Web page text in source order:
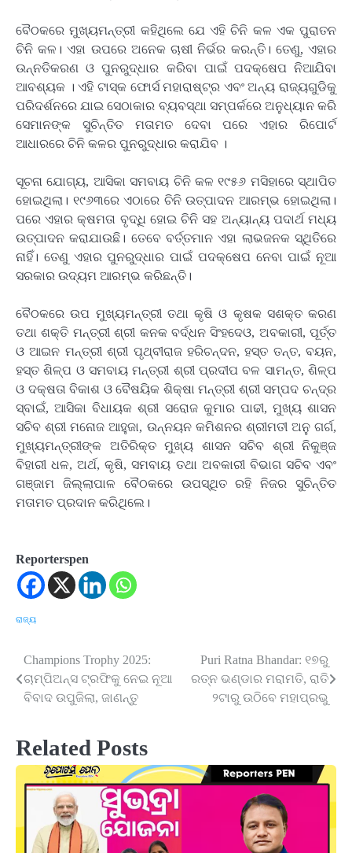
ବୈଠକରେ ମୁଖ୍ୟମନ୍ତ୍ରୀ କହିଥିଲେ ଯେ ଏହି ଚିନି କଳ ଏକ ପୁରାତନ
ଚିନି କଳ। ଏହା ଉପରେ ଅନେକ ଚାଷୀ ନିର୍ଭର କରନ୍ତି। ତେଣୁ, ଏହାର
ଉନ୍ନତିକରଣ ଓ ପୁନରୁଦ୍ଧାର କରିବା ପାଇଁ ପଦକ୍ଷେପ ନିଆଯିବା
ଆବଶ୍ୟକ । ଏହି ଟାସ୍କ ଫୋର୍ସ ମହାରାଷ୍ଟ୍ର ଏବଂ ଅନ୍ୟ ରାଜ୍ୟଗୁଡିକୁ
ପରିଦର୍ଶନରେ ଯାଇ ସେଠାକାର ବ୍ୟବସ୍ଥା ସମ୍ପର୍କରେ ଅନୁଧ୍ୟାନ କରି
ସେମାନଙ୍କ ସୁଚିନ୍ତିତ ମତାମତ ଦେବା ପରେ ଏହାର ରିପୋର୍ଟ
ଆଧାରରେ ଚିନି କଳର ପୁନରୁଦ୍ଧାର କରାଯିବ ।
ସୂଚନା ଯୋଗ୍ୟ, ଆସିକା ସମବାୟ ଚିନି କଳ ୧୯୫୬ ମସିହାରେ ସ୍ଥାପିତ
ହୋଇଥିଲା। ୧୯୬୩ରେ ଏଠାରେ ଚିନି ଉତ୍ପାଦନ ଆରମ୍ଭ ହୋଇଥିଲା।
ପରେ ଏହାର କ୍ଷମତା ବୃଦ୍ଧି ହୋଇ ଚିନି ସହ ଅନ୍ୟାନ୍ୟ ପଦାର୍ଥ ମଧ୍ୟ
ଉତ୍ପାଦନ କରାଯାଉଛି। ତେବେ ବର୍ତ୍ତମାନ ଏହା ଲାଭଜନକ ସ୍ଥିତିରେ
ନାହିଁ। ତେଣୁ ଏହାର ପୁନରୁଦ୍ଧାର ପାଇଁ ପଦକ୍ଷେପ ନେବା ପାଇଁ ନୂଆ
ସରକାର ଉଦ୍ୟମ ଆରମ୍ଭ କରିଛନ୍ତି।
ବୈଠକରେ ଉପ ମୁଖ୍ୟମନ୍ତ୍ରୀ ତଥା କୃଷି ଓ କୃଷକ ସଶକ୍ତ କରଣ
ତଥା ଶକ୍ତି ମନ୍ତ୍ରୀ ଶ୍ରୀ କନକ ବର୍ଦ୍ଧନ ସିଂହଦେଓ, ଅବକାରୀ, ପୂର୍ତ୍ତ
ଓ ଆଇନ ମନ୍ତ୍ରୀ ଶ୍ରୀ ପୃଥ୍ବୀରାଜ ହରିଚନ୍ଦନ, ହସ୍ତ ତନ୍ତ, ବୟନ,
ହସ୍ତ ଶିଳ୍ପ ଓ ସମବାୟ ମନ୍ତ୍ରୀ ଶ୍ରୀ ପ୍ରଦୀପ ବଳ ସାମନ୍ତ, ଶିଳ୍ପ
ଓ ଦକ୍ଷତା ବିକାଶ ଓ ବୈଷୟିକ ଶିକ୍ଷା ମନ୍ତ୍ରୀ ଶ୍ରୀ ସମ୍ପଦ ଚନ୍ଦ୍ର
ସ୍ବାଇଁ, ଆସିକା ବିଧାୟକ ଶ୍ରୀ ସରୋଜ କୁମାର ପାଢୀ, ମୁଖ୍ୟ ଶାସନ
ସଚିବ ଶ୍ରୀ ମନୋଜ ଆହୁଜା, ଉନ୍ନୟନ କମିଶନର ଶ୍ରୀମତୀ ଅନୁ ଗର୍ଗ,
ମୁଖ୍ୟମନ୍ତ୍ରୀଙ୍କ ଅତିରିକ୍ତ ମୁଖ୍ୟ ଶାସନ ସଚିବ ଶ୍ରୀ ନିକୁଞ୍ଜ
ବିହାରୀ ଧଳ, ଅର୍ଥ, କୃଷି, ସମବାୟ ତଥା ଅବକାରୀ ବିଭାଗ ସଚିବ ଏବଂ
ଗଞ୍ଜାମ ଜିଲ୍ଲାପାଳ ବୈଠକରେ ଉପସ୍ଥିତ ରହି ନିଜର ସୁଚିନ୍ତିତ
ମତାମତ ପ୍ରଦାନ କରିଥିଲେ।
Reporterspen
ରାଜ୍ୟ
Post
navigation
Champions Trophy 2025:
ଚାମ୍ପିଅନ୍ସ ଟ୍ରଫିକୁ ନେଇ ନୂଆ
ବିବାଦ ଉପୁଜିଲା, ଜାଣନ୍ତୁ
Puri Ratna Bhandar: ୧୭ରୁ
ରତ୍ନ ଭଣ୍ଡାର ମରାମତି, ରାତି
୨ଟାରୁ ଉଠିବେ ମହାପ୍ରଭୁ
Related Posts